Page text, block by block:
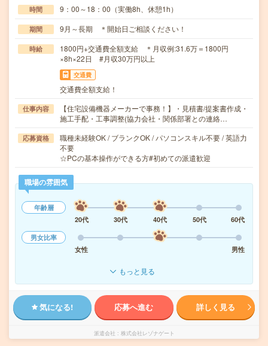
時間 9：00～18：00（実働8h、休憩1h）
期間 9月～長期 ＊開始日ご相談ください！
時給
1800円+交通費全額支給 ＊月収例:31.6万＝1800円
×8h×22日 #月収30万円以上
交通費
交通費全額支給！
仕事内容
【住宅設備機器メーカーで事務！】・見積書/提案書作成・
施工手配・工事調整(協力会社・関係部署との連絡…
応募資格
職種未経験OK / ブランクOK / パソコンスキル不要 / 英語力
不要
☆PCの基本操作ができる方#初めての派遣歓迎
職場の雰囲気
年齢層
20代
30代 40代 50代
60代
男女比率
女性
男性
もっと見る
気になる! 応募へ進む 詳しく見る
派遣会社 株式会社レゾナゲート